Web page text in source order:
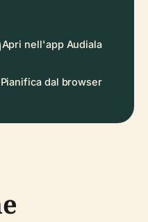
Apri nell'app Audiala
Pianifica dal browser